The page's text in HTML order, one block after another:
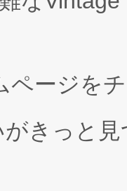
ページを
きっと